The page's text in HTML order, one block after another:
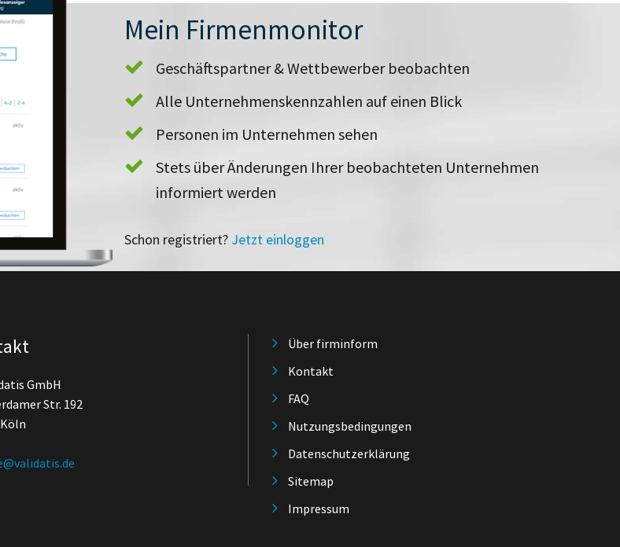
Mein Firmenmonitor
Geschäftspartner & Wettbewerber beobachten
Alle Unternehmenskennzahlen auf einen Blick
Personen im Unternehmen sehen
Stets über Änderungen Ihrer beobachteten Unternehmen
informiert werden
Schon registriert? Jetzt einloggen
GmbH
Str. 192
Über firminform
Kontakt
FAQ
Nutzungsbedingungen
Datenschutzerklärung
Sitemap
Impressum